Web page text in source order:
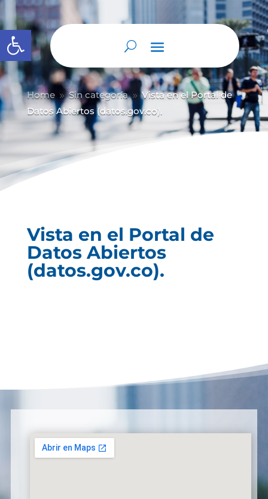
Abrir barra de herramientas
Home 9 Sin categoría 9 Vista en el Portal de
Datos Abiertos (datos.gov.co).
Vista en el Portal de
Datos Abiertos
(datos.gov.co).